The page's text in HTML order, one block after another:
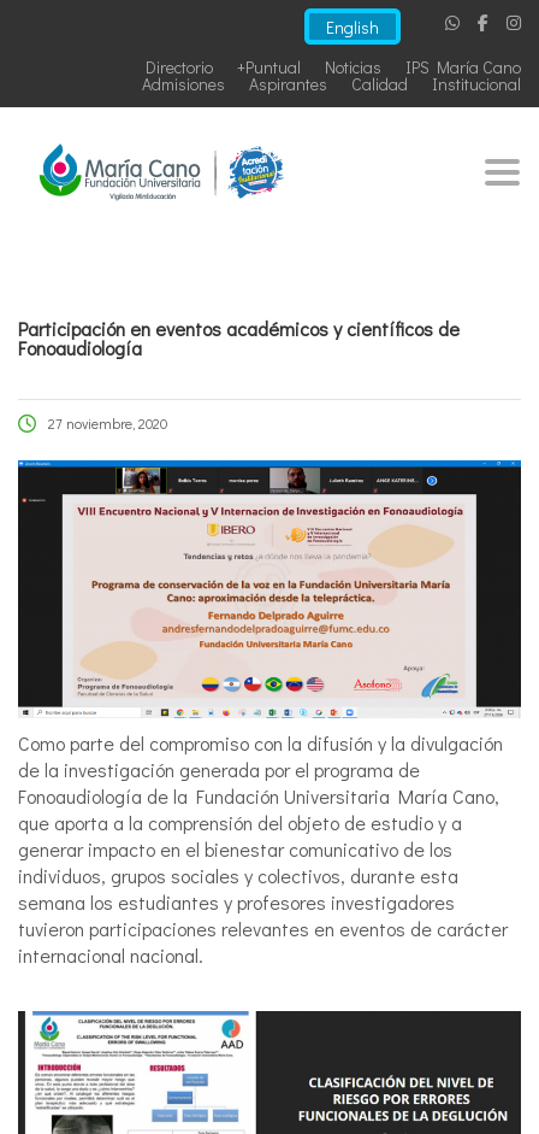
English
IPS María Cano
Noticias
+Puntual
Directorio
Institucional
Calidad
Aspirantes
Admisiones
Participación en eventos académicos y científicos de
Fonoaudiología
27 noviembre, 2020
Como parte del compromiso con la difusión y la divulgación
de la investigación generada por el programa de
Fonoaudiología de la Fundación Universitaria María Cano,
que aporta a la comprensión del objeto de estudio y a
generar impacto en el bienestar comunicativo de los
individuos, grupos sociales y colectivos, durante esta
semana los estudiantes y profesores investigadores
tuvieron participaciones relevantes en eventos de carácter
internacional nacional.